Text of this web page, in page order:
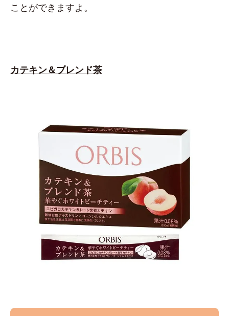
ことができますよ。
カテキン＆ブレンド茶